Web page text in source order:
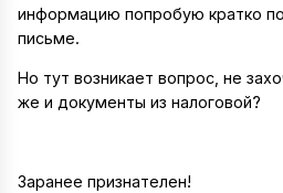
информацию попробую кратко
письме.
Но тут возникает вопрос, не
же и документы из налоговой?
Заранее признателен!